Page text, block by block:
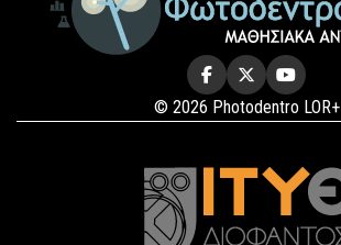
© 2026 Photodentro LOR+